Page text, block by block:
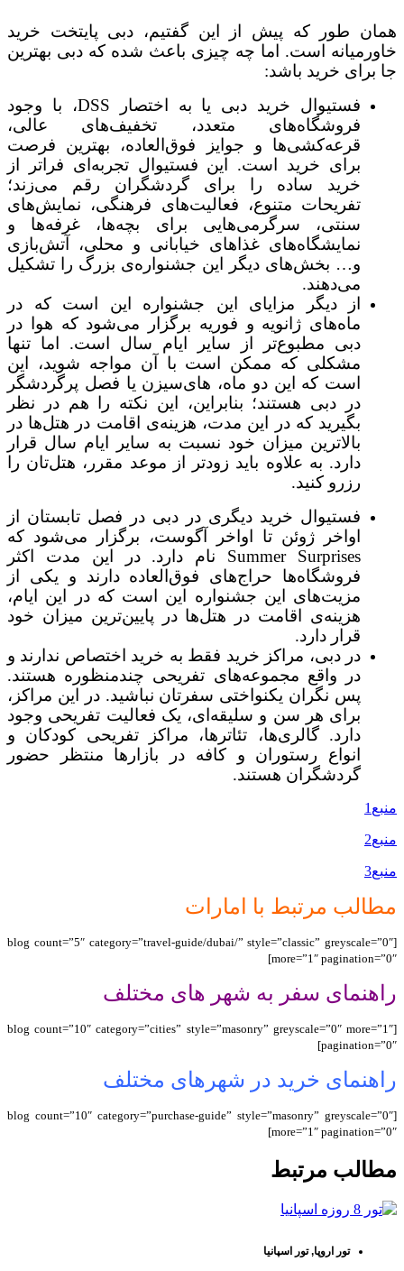
همان طور که پیش از این گفتیم، دبی پایتخت خرید
خاورمیانه است. اما چه چیزی باعث شده که دبی بهترین
جا برای خرید باشد:
فستیوال خرید دبی یا به اختصار DSS، با وجود
فروشگاه‌های متعدد، تخفیف‌های عالی،
قرعه‌کشی‌ها و جوایز فوق‌العاده، بهترین فرصت
برای خرید است. این فستیوال تجربه‌ای فراتر از
خرید ساده را برای گردشگران رقم می‌زند؛
تفریحات متنوع، فعالیت‌های فرهنگی، نمایش‌های
سنتی، سرگرمی‌هایی برای بچه‌ها، غرفه‌ها و
نمایشگاه‌های غذاهای خیابانی و محلی، آتش‌بازی
و… بخش‌های دیگر این جشنواره‌ی بزرگ را تشکیل
می‌دهند.
از دیگر مزایای این جشنواره این است که در
ماه‌های ژانویه و فوریه برگزار می‌شود که هوا در
دبی مطبوع‌تر از سایر ایام سال است. اما تنها
مشکلی که ممکن است با آن مواجه شوید، این
است که این دو ماه، های‌سیزن یا فصل پرگردشگر
در دبی هستند؛ بنابراین، این نکته را هم در نظر
بگیرید که در این مدت، هزینه‌ی اقامت در هتل‌ها در
بالاترین میزان خود نسبت به سایر ایام سال قرار
دارد. به علاوه باید زودتر از موعد مقرر، هتل‌تان را
رزرو کنید.
فستیوال خرید دیگری در دبی در فصل تابستان از
اواخر ژوئن تا اواخر آگوست، برگزار می‌شود که
Summer Surprises نام دارد. در این مدت اکثر
فروشگاه‌ها حراج‌های فوق‌العاده دارند و یکی از
مزیت‌های این جشنواره این است که در این ایام،
هزینه‌ی اقامت در هتل‌ها در پایین‌ترین میزان خود
قرار دارد.
در دبی، مراکز خرید فقط به خرید اختصاص ندارند و
در واقع مجموعه‌های تفریحی چندمنظوره هستند.
پس نگران یکنواختی سفرتان نباشید. در این مراکز،
برای هر سن و سلیقه‌ای، یک فعالیت تفریحی وجود
دارد. گالری‌ها، تئاترها، مراکز تفریحی کودکان و
انواع رستوران و کافه در بازارها منتظر حضور
گردشگران هستند.
منبع1
منبع2
منبع3
مطالب مرتبط با امارات
[blog count=”5″ category=”travel-guide/dubai/” style=”classic” greyscale=”0″
more=”1″ pagination=”0″]
راهنمای سفر به شهر های مختلف
[blog count=”10″ category=”cities” style=”masonry” greyscale=”0″ more=”1″
pagination=”0″]
راهنمای خرید در شهرهای مختلف
[blog count=”10″ category=”purchase-guide” style=”masonry” greyscale=”0″
more=”1″ pagination=”0″]
مطالب مرتبط
تور اروپا,تور اسپانیا